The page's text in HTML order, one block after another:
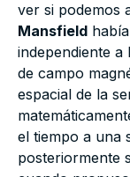
ver si podemos
Mansfield
independiente a
de campo
espacial de la
el tiempo a una
posteriormente